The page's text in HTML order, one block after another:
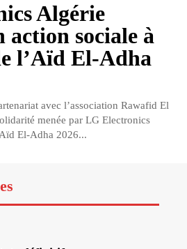
Algérie
action sociale à
l’Aïd El-Adha
avec l’association Rawafid El
menée par LG Electronics
El-Adha 2026...